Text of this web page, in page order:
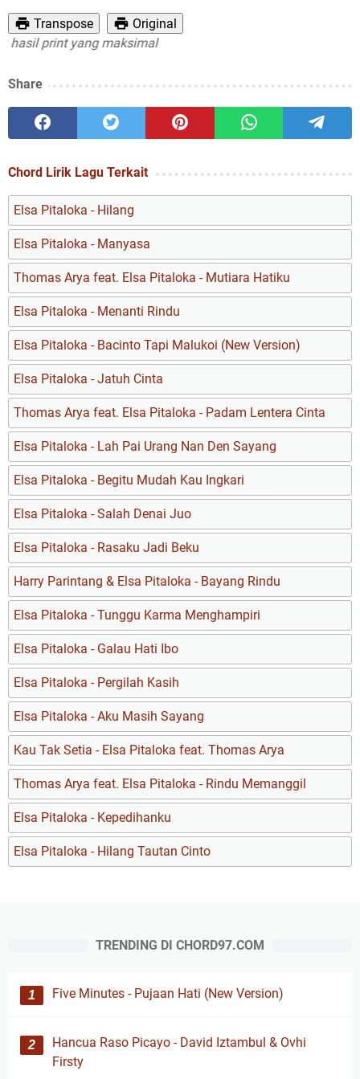
Transpose
Original
print yang maksimal
Share
Chord Lirik Lagu Terkait
Elsa Pitaloka - Hilang
Elsa Pitaloka - Manyasa
Thomas Arya feat. Elsa Pitaloka - Mutiara Hatiku
Elsa Pitaloka - Menanti Rindu
Elsa Pitaloka - Bacinto Tapi Malukoi (New Version)
Elsa Pitaloka - Jatuh Cinta
Thomas Arya feat. Elsa Pitaloka - Padam Lentera Cinta
Elsa Pitaloka - Lah Pai Urang Nan Den Sayang
Elsa Pitaloka - Begitu Mudah Kau Ingkari
Elsa Pitaloka - Salah Denai Juo
Elsa Pitaloka - Rasaku Jadi Beku
Harry Parintang & Elsa Pitaloka - Bayang Rindu
Elsa Pitaloka - Tunggu Karma Menghampiri
Elsa Pitaloka - Galau Hati Ibo
Elsa Pitaloka - Pergilah Kasih
Elsa Pitaloka - Aku Masih Sayang
Kau Tak Setia - Elsa Pitaloka feat. Thomas Arya
Thomas Arya feat. Elsa Pitaloka - Rindu Memanggil
Elsa Pitaloka - Kepedihanku
Elsa Pitaloka - Hilang Tautan Cinto
TRENDING DI CHORD97.COM
Five Minutes - Pujaan Hati (New Version)
Hancua Raso Picayo - David Iztambul & Ovhi
Firsty